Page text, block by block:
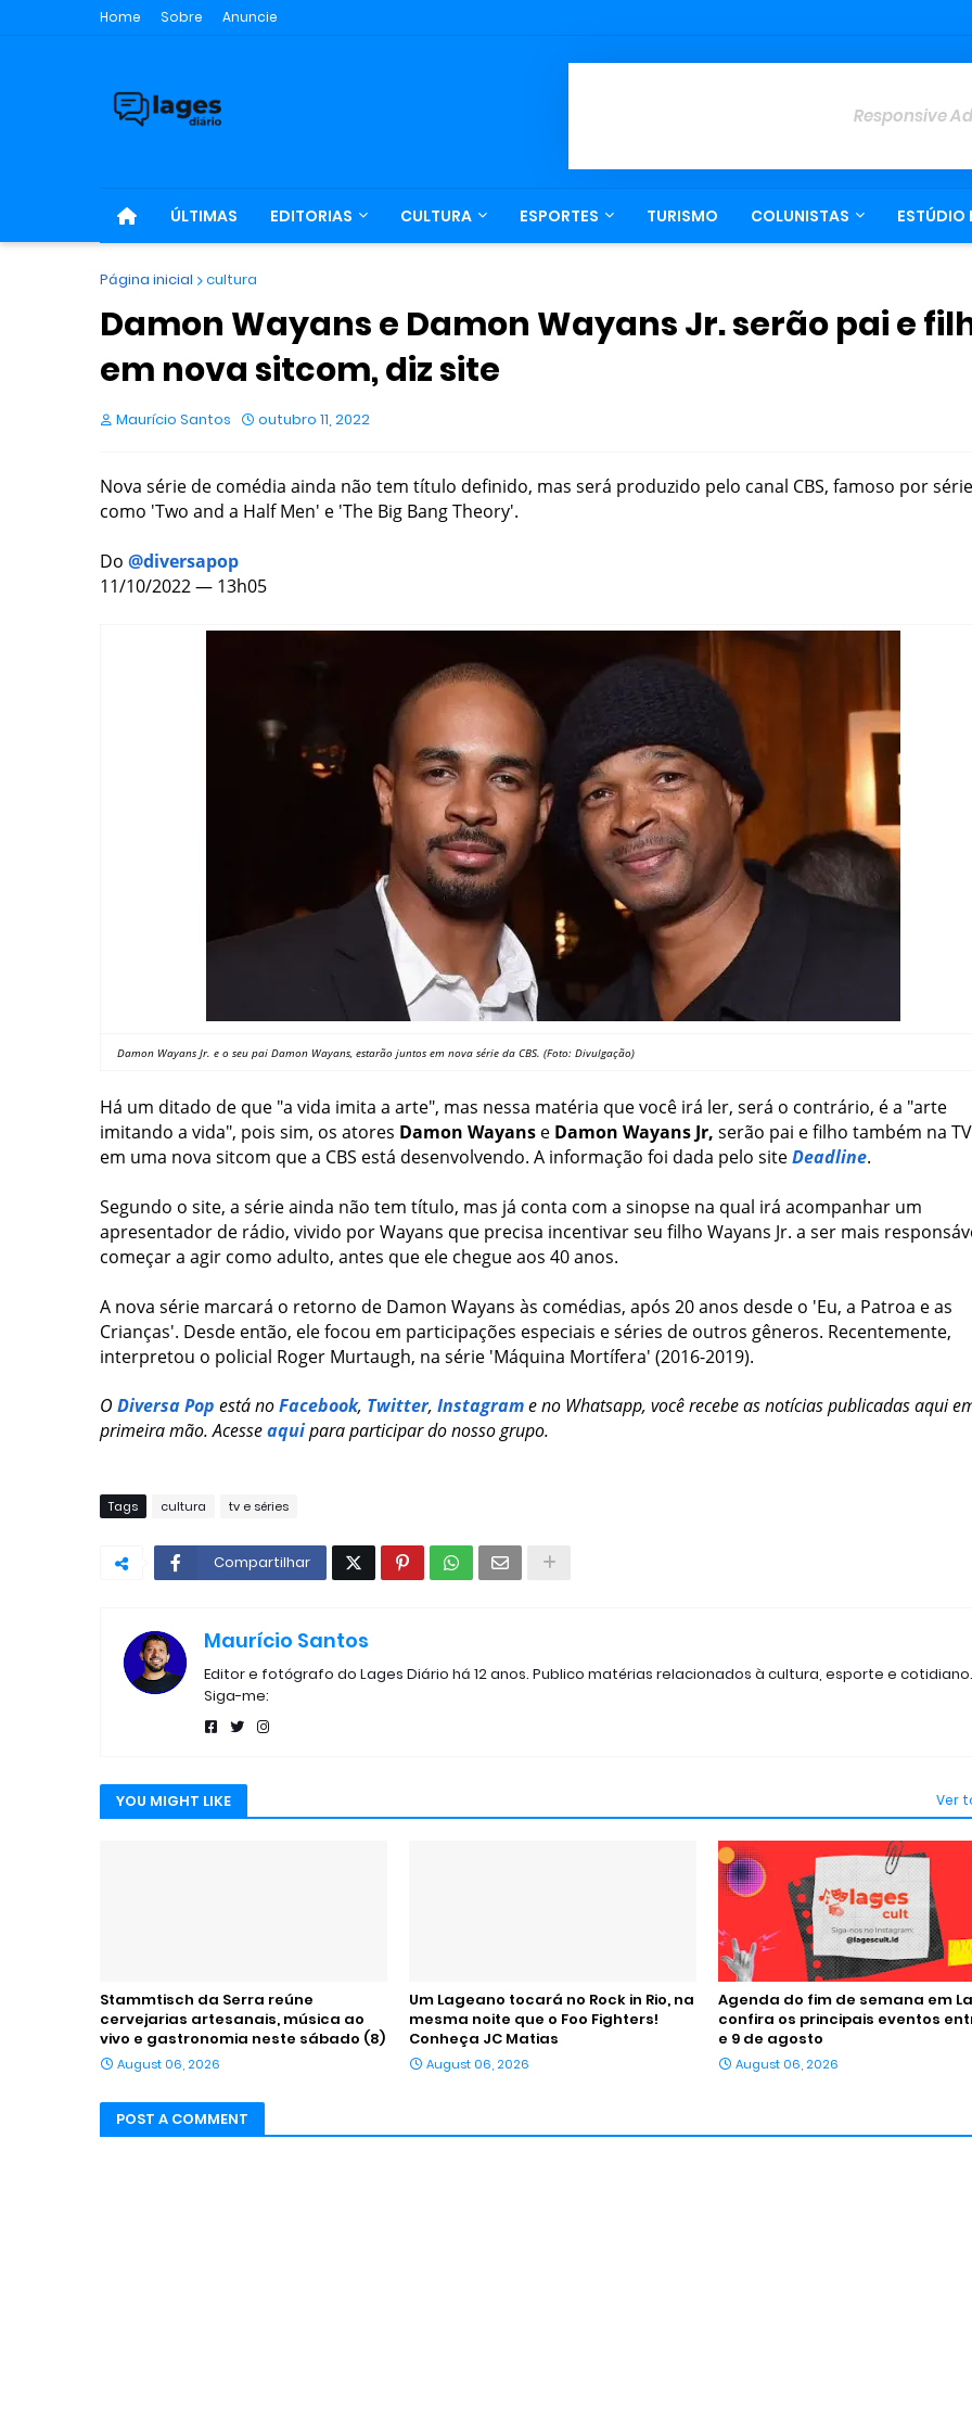
Home Sobre Anuncie
Responsive
ÚLTIMAS EDITORIAS CULTURA ESPORTES TURISMO COLUNISTAS ESTÚDIO
Página inicial cultura
Damon Wayans e Damon Wayans Jr. serão pai e
em nova sitcom, diz site
Maurício Santos outubro 11, 2022
Nova série de comédia ainda não tem título definido, mas será produzido pelo canal CBS, famoso por
como 'Two and a Half Men' e 'The Big Bang Theory'.
Do @diversapop
11/10/2022 — 13h05
Damon Wayans Jr. e o seu pai Damon Wayans, estarão juntos em nova série da CBS. (Foto: Divulgação)
Há um ditado de que "a vida imita a arte", mas nessa matéria que você irá ler, será o contrário, é a "arte
imitando a vida", pois sim, os atores Damon Wayans e Damon Wayans Jr, serão pai e filho também na
em uma nova sitcom que a CBS está desenvolvendo. A informação foi dada pelo siteDeadline.
Segundo o site, a série ainda não tem título, mas já conta com a sinopse na qual irá acompanhar um
apresentador de rádio, vivido por Wayans que precisa incentivar seu filho Wayans Jr. a ser mais
começar a agir como adulto, antes que ele chegue aos 40 anos.
A nova série marcará o retorno de Damon Wayans às comédias, após 20 anos desde o 'Eu, a Patroa e as
Crianças'. Desde então, ele focou em participações especiais e séries de outros gêneros. Recentemente,
interpretou o policial Roger Murtaugh, na série 'Máquina Mortífera' (2016-2019).
O Diversa Pop está noFacebook, Twitter, Instagrame no Whatsapp, você recebe as notícias publicadas aqui
primeira mão. Acesseaquipara participar do nosso grupo.
Tags cultura tv e séries
Compartilhar
Maurício Santos
Editor e fotógrafo do Lages Diário há 12 anos. Publico matérias relacionados à cultura, esporte e cotidiano.
Siga-me:
YOU MIGHT LIKE Ver
Stammtisch da Serra reúne
cervejarias artesanais, música ao
vivo e gastronomia neste sábado (8)
August 06, 2026
Um Lageano tocará no Rock in Rio, na
mesma noite que o Foo Fighters!
Conheça JC Matias
August 06, 2026
Agenda do fim de semana em
confira os principais eventos
e 9 de agosto
August 06, 2026
POST A COMMENT